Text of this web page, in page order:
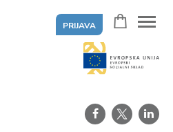
PRIJAVA